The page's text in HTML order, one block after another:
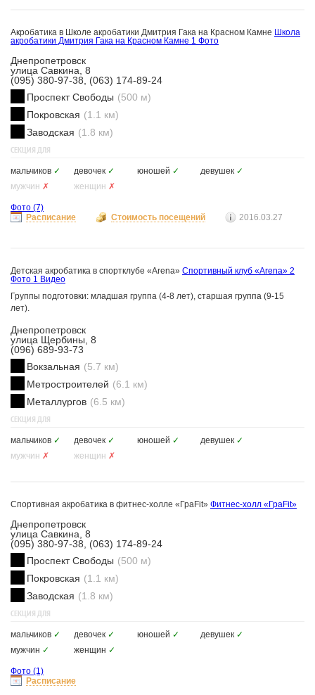
Акробатика в Школе акробатики Дмитрия Гака на Красном Камне Школа
акробатики Дмитрия Гака на Красном Камне 1 Фото
Днепропетровск
улица Савкина, 8
(095) 380-97-38, (063) 174-89-24
Проспект Свободы (500 м)
Покровская (1.1 км)
Заводская (1.8 км)
СЕКЦИЯ ДЛЯ
мальчиков ✓ девочек ✓ юношей ✓ девушек ✓
мужчин ✗ женщин ✗
Фото (7)
Расписание
Стоимость посещений 2016.03.27
Детская акробатика в спортклубе «Arena» Спортивный клуб «Arena» 2
Фото 1 Видео
Группы подготовки: младшая группа (4-8 лет), старшая группа (9-15
лет).
Днепропетровск
улица Щербины, 8
(096) 689-93-73
Вокзальная (5.7 км)
Метростроителей (6.1 км)
Металлургов (6.5 км)
СЕКЦИЯ ДЛЯ
мальчиков ✓ девочек ✓ юношей ✓ девушек ✓
мужчин ✗ женщин ✗
Спортивная акробатика в фитнес-холле «ГраFit» Фитнес-холл «ГраFit»
Днепропетровск
улица Савкина, 8
(095) 380-97-38, (063) 174-89-24
Проспект Свободы (500 м)
Покровская (1.1 км)
Заводская (1.8 км)
СЕКЦИЯ ДЛЯ
мальчиков ✓ девочек ✓ юношей ✓ девушек ✓
мужчин ✓ женщин ✓
Фото (1)
Расписание